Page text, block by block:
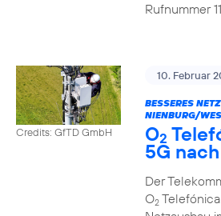
Rufnummer
Credits: GfTD GmbH
10. Februar
BESSERES
NIENBURG/
O2
5G
Der
O2